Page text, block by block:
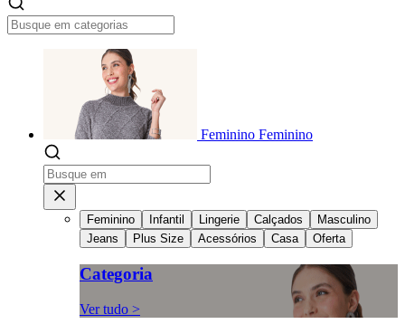
Feminino Feminino
Feminino Infantil Lingerie Calçados
Masculino
Jeans
Plus Size Acessórios Casa Oferta
Categoria
Ver tudo >